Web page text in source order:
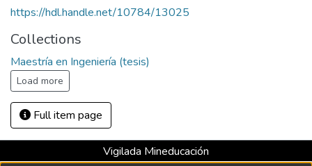
https://hdl.handle.net/10784/13025
Collections
Maestría en Ingeniería (tesis)
Load more
Full item page
Vigilada Mineducación